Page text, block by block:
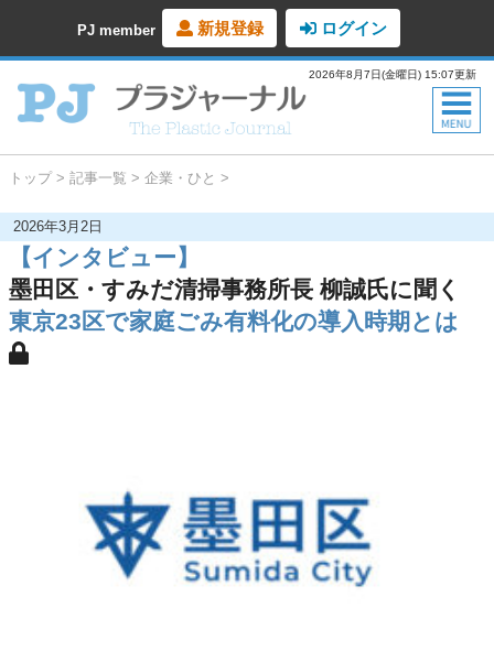
PJ member 新規登録 ログイン
2026年8月7日(金曜日) 15:07更新
トップ 記事一覧 企業・ひと
2026年3月2日
【インタビュー】
墨田区・すみだ清掃事務所長 柳誠氏に聞く
東京23区で家庭ごみ有料化の導入時期とは